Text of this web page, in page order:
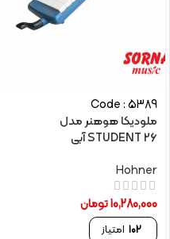
Code : 5389
ملودیکا هوهنر مدل
STUDENT 26 آبی
Hohner
10,280,000تومان
102 امتیاز